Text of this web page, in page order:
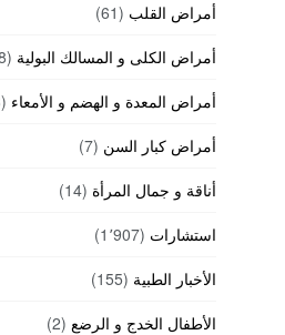
أمراض القلب (61)
أمراض الكلى و المسالك البولية (8)
أمراض المعدة و الهضم و الأمعاء (68)
أمراض كبار السن (7)
أناقة و جمال المرأة (14)
استشارات (1٬907)
الأخبار الطبية (155)
الأطفال الخدج و الرضع (2)